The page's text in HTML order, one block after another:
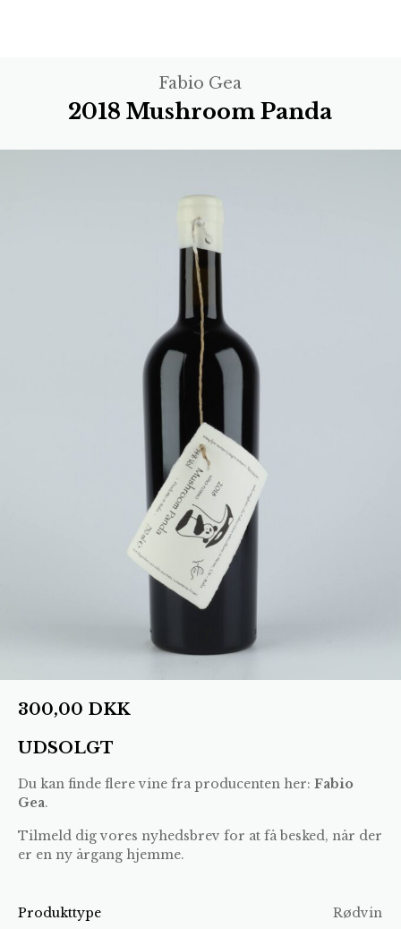
Fabio Gea
2018 Mushroom Panda
Produkttype
Rødvin
300,00 DKK
UDSOLGT
Du kan finde flere vine fra producenten her: Fabio
Gea.
Tilmeld dig vores nyhedsbrev for at få besked, når der
er en ny årgang hjemme.